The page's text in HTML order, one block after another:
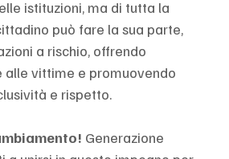
istituzioni, ma di tutta la
può fare la sua parte,
a rischio, offrendo
alle vittime e promuovendo
e rispetto.
Generazione